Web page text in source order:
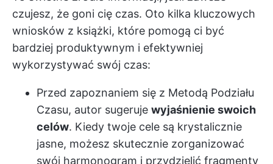
czujesz, że goni cię czas. Oto kilka kluczowych
wniosków z książki, które pomogą ci być
bardziej produktywnym i efektywniej
wykorzystywać swój czas:
Przed zapoznaniem się z Metodą Podziału
Czasu, autor sugeruje wyjaśnienie swoich
celów. Kiedy twoje cele są krystalicznie
jasne, możesz skutecznie zorganizować
swój harmonogram i przydzielić fragmenty